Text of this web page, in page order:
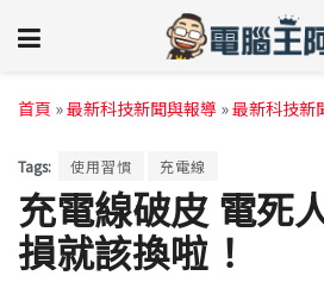
首頁 »最新科技新聞與報導 »最新科技新
Tags: 使用習慣 充電線
充電線破皮 電死
損就該換啦！